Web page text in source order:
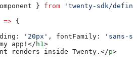
} from 'twenty-sdk/
=> {
'20px' , fontFamily:
'sans-
app!</ h1 >
renders inside Twenty. </p>